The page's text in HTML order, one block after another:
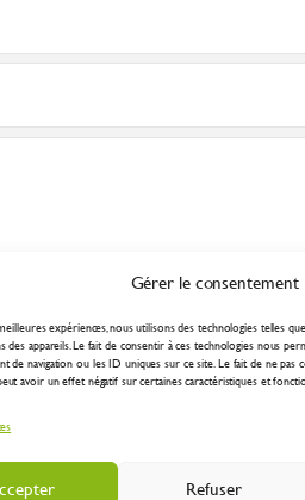
Gérer le consentement
expériences, nous utilisons des technologies telles
des appareils. Le fait de consentir à ces technologies nous
de navigation ou les ID uniques sur ce site. Le fait de ne
avoir un effet négatif sur certaines caractéristiques et
Refuser
à lapolitique de confidentialité